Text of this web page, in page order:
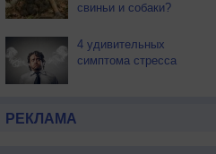
свиньи и собаки?
4 удивительных
симптома стресса
РЕКЛАМА